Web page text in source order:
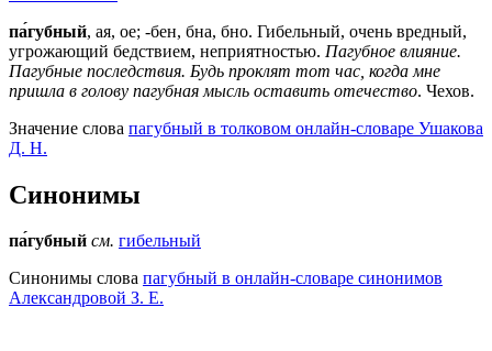
па́губный, ая, ое; -бен, бна, бно. Гибельный, очень вредный,
угрожающий бедствием, неприятностью. Пагубное влияние.
Пагубные последствия. Будь проклят тот час, когда мне
пришла в голову пагубная мысль оставить отечество. Чехов.
Значение слова пагубный в толковом онлайн-словаре Ушакова
Д. Н.
Синонимы
па́губный см. гибельный
Синонимы слова пагубный в онлайн-словаре синонимов
Александровой З. Е.